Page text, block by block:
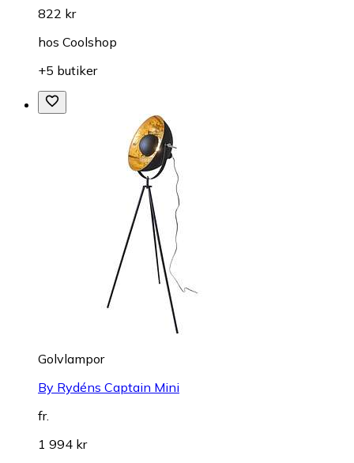
822 kr
hos Coolshop
+5 butiker
Golvlampor
By Rydéns Captain Mini
fr.
1 994 kr